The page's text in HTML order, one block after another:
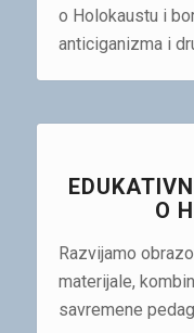
o Holokaustu i
anticiganizma i
O
Razvijamo
materijale,
savremene